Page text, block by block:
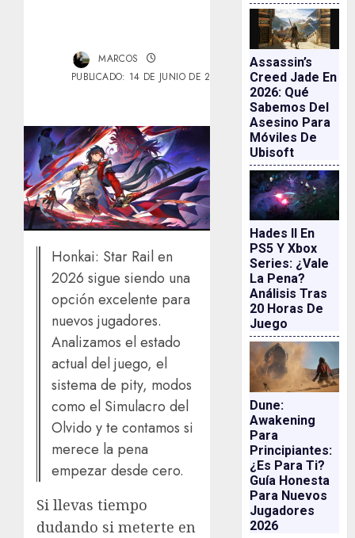
MARCOS
PUBLICADO: 14 DE JUNIO DE 2026
Honkai: Star Rail en
2026 sigue siendo una
opción excelente para
nuevos jugadores.
Analizamos el estado
actual del juego, el
sistema de pity, modos
como el Simulacro del
Olvido y te contamos si
merece la pena
empezar desde cero.
Si llevas tiempo
dudando si meterte en
Assassin’s
Creed Jade En
2026: Qué
Sabemos Del
Asesino Para
Móviles De
Ubisoft
Hades II En
PS5 Y Xbox
Series: ¿vale
La Pena?
Análisis Tras
20 Horas De
Juego
Dune:
Awakening
Para
Principiantes:
¿es Para Ti?
Guía Honesta
Para Nuevos
Jugadores
2026